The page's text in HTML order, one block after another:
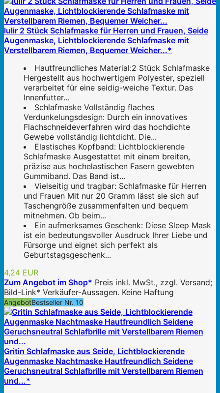
lulir 2 Stück Schlafmaske für Herren und Frauen, Seide
Augenmaske, Lichtblockierende Schlafmaske mit
Verstellbarem Riemen, Bequemer Weicher...*
Hautfreundliches Material:2 Stück Schlafmaske
Hergestellt aus hochwertigem Polyester, speziell
verarbeitet für eine seidig-weiche Textur. Das
Innenfutter...
Schlafmaske Vollständig flaches
Verdunkelungsdesign: Durch ein innovatives
Flachschneideverfahren wird das hochdichte
Gewebe vollständig lichtdicht. Die...
Elastisches Kopfband: Lichtblockierende
Schlafmaske Ausgestattet mit einem breiten,
präzise aus hochelastischen Fasern gewebten
Gummiband. Das Band ist...
Vielseitig und tragbar: Schlafmaske für Herren
und Frauen Mit nur 20 Gramm lässt sie sich auf
Taschengröße zusammenfalten und bequem
mitnehmen. Ob beim...
Ein aufmerksames Geschenk: Diese Sleep Mask
ist ein bedeutungsvoller Ausdruck Ihrer Liebe und
Fürsorge und eignet sich perfekt als
Geburtstagsgeschenk...
4,24 EUR
Zum Angebot im Shop* Preis inkl. MwSt., zzgl. Versand;
Bild-Link* Verkäufer-Aussagen. Keine Haftung
AngebotBestseller Nr. 10
Gritin Schlafmaske aus Seide, Lichtblockierende
Augenmaske Nachtmaske Hautfreundlich Seidene
Geruchsneutral Schlafbrille mit Verstellbarem Riemen
und...*